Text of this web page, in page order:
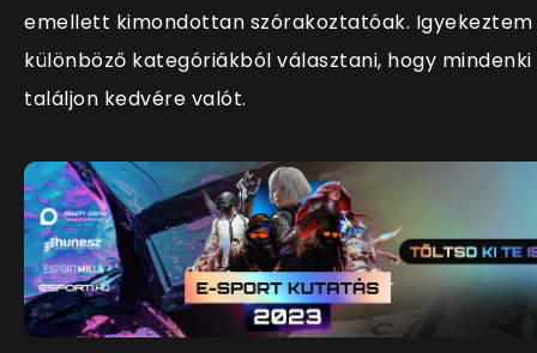
emellett kimondottan szórakoztatóak. Igyekeztem
különböző kategóriákból választani, hogy mindenki
találjon kedvére valót.